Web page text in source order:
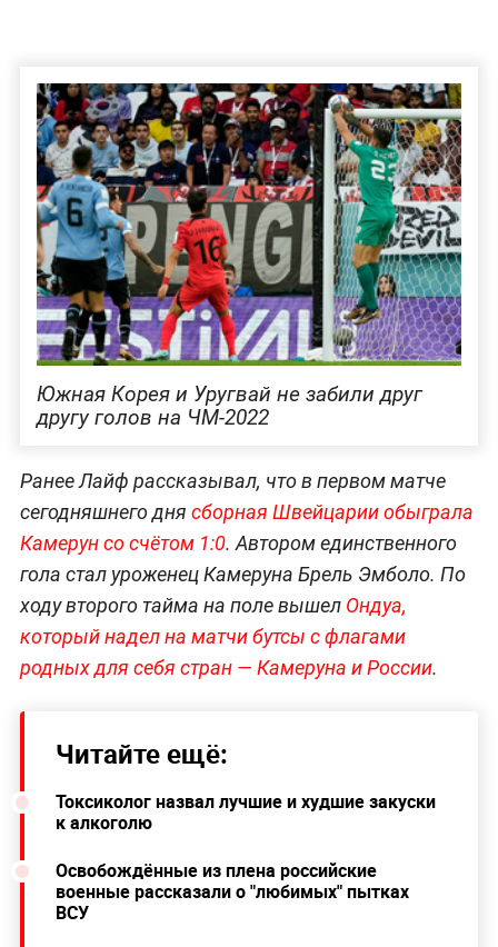
Южная Корея и Уругвай не забили друг
другу голов на ЧМ-2022
Ранее Лайф рассказывал, что в первом матче
сегодняшнего дня сборная Швейцарии обыграла
Камерун со счётом 1:0. Автором единственного
гола стал уроженец Камеруна Брель Эмболо. По
ходу второго тайма на поле вышел Ондуа,
который надел на матчи бутсы с флагами
родных для себя стран — Камеруна и России.
Читайте ещё:
Токсиколог назвал лучшие и худшие закуски
к алкоголю
Освобождённые из плена российские
военные рассказали о "любимых" пытках
ВСУ